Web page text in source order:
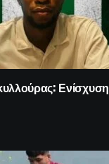
Ενίσχυση